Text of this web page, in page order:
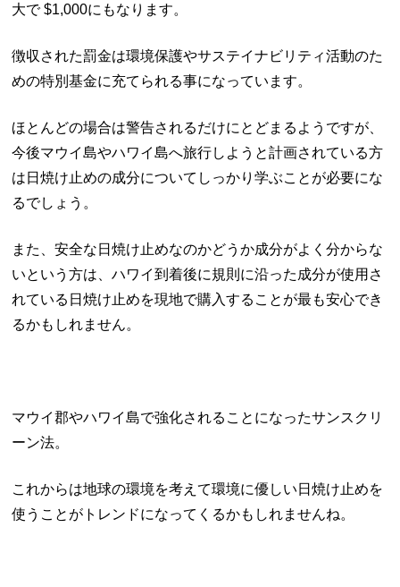
大で $1,000にもなります。
徴収された罰金は環境保護やサステイナビリティ活動のた
めの特別基金に充てられる事になっています。
ほとんどの場合は警告されるだけにとどまるようですが、
今後マウイ島やハワイ島へ旅行しようと計画されている方
は日焼け止めの成分についてしっかり学ぶことが必要にな
るでしょう。
また、安全な日焼け止めなのかどうか成分がよく分からな
いという方は、ハワイ到着後に規則に沿った成分が使用さ
れている日焼け止めを現地で購入することが最も安心でき
るかもしれません。
マウイ郡やハワイ島で強化されることになったサンスクリ
ーン法。
これからは地球の環境を考えて環境に優しい日焼け止めを
使うことがトレンドになってくるかもしれませんね。